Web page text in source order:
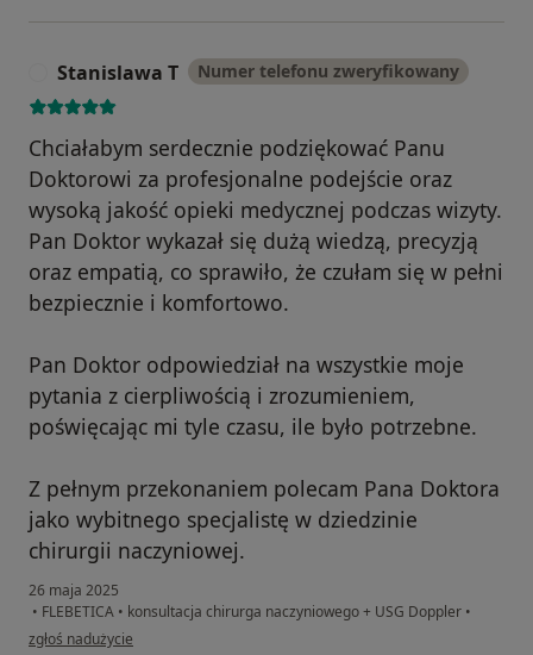
Stanislawa T Numer telefonu zweryfikowany
Chciałabym serdecznie podziękować Panu
Doktorowi za profesjonalne podejście oraz
wysoką jakość opieki medycznej podczas wizyty.
Pan Doktor wykazał się dużą wiedzą, precyzją
oraz empatią, co sprawiło, że czułam się w pełni
bezpiecznie i komfortowo.
Pan Doktor odpowiedział na wszystkie moje
pytania z cierpliwością i zrozumieniem,
poświęcając mi tyle czasu, ile było potrzebne.
Z pełnym przekonaniem polecam Pana Doktora
jako wybitnego specjalistę w dziedzinie
chirurgii naczyniowej.
26 maja 2025
• FLEBETICA • konsultacja chirurga naczyniowego + USG Doppler •
w opinii użytkownika Stanislawa T
zgłoś nadużycie